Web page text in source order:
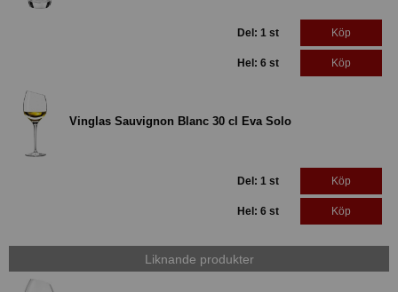
Del: 1 st Köp
Hel: 6 st Köp
Vinglas Sauvignon Blanc 30 cl Eva Solo
Del: 1 st Köp
Hel: 6 st Köp
Liknande produkter